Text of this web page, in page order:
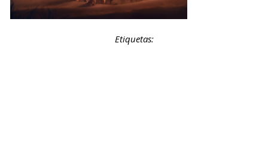
Etiquetas: